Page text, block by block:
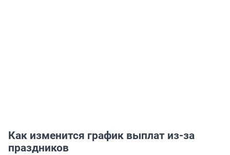
Как изменится график выплат из-за
праздников